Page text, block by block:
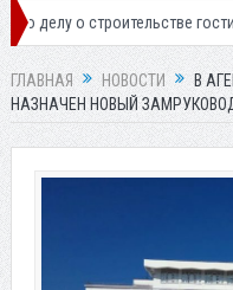
гостиницы у
ГЛАВНАЯ НОВОСТИ
В
НАЗНАЧЕН НОВЫЙ